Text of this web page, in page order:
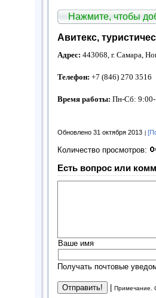
Нажмите, чтобы
Авитекс,
Адрес: 443068, г. Самара,
Телефон: +7 (846) 270 3516
Время работы: Пн-Сб:
Обновлено 31 октября 2013
Количество просмотров:
Есть вопрос или
Ваше имя
Получать почтовые
Примечание.